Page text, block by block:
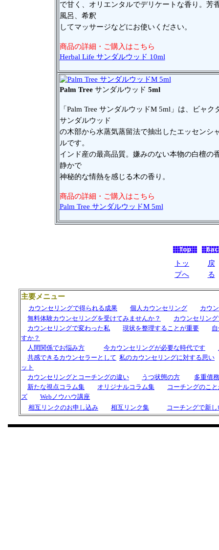
で甘く、オリエンタルでデリケートな香り。芳
風呂、希釈
してマッサージなどにお使いください。
商品の詳細・ご購入はこちら
Herbal Life サンダルウッド 10ml
Palm Tree サンダルウッド 5ml
「Palm Tree サンダルウッドM 5ml」は、ビャク
サンダルウッド
の木部から水蒸気蒸留法で抽出したエッセンシ
ルです。
インド産の最高品質。嫌みのない本物の白檀の
静かで
神秘的な情熱を感じる木の香り。
商品の詳細・ご購入はこちら
Palm Tree サンダルウッドM 5ml
トッ
プへ
戻
る
主要メニュー
カウンセリングで得られる成果 個人カウンセリング
カウ
無料体験カウンセリングを受けてみませんか？
カウンセリン
カウンセリングで変わった私
現状を整理することが重要
すか？
人間関係でお悩み方
今カウンセリングが必要な時代です
共感できるカウンセラーとして 私のカウンセリングに対する思い
ット
カウンセリングと コーチングの違い うつ状態の方
多重債
新たな視点コラム集
オリジナルコラム集
コーチングのこ
ズ
Webノウハウ講座
相互リンクのお申し込み
相互リンク集 コーチングで新